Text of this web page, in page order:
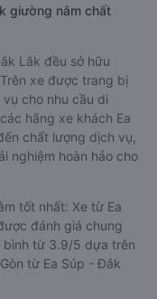
giường nằm chất
Lắk đều sở hữu
xe được trang bị
cho nhu cầu di
hãng xe khách Ea
chất lượng dịch vụ,
nghiệm hoàn hảo cho
tốt nhất: Xe từ Ea
đánh giá chung
bình từ 3.9/5 dựa trên
từ Ea Súp - Đắk